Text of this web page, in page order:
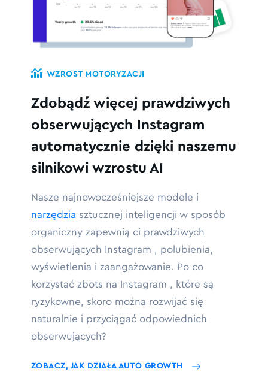
WZROST MOTORYZACJI
Zdobądź więcej prawdziwych
obserwujących Instagram
automatycznie dzięki naszemu
silnikowi wzrostu AI
Nasze najnowocześniejsze modele i
narzędzia sztucznej inteligencji w sposób
organiczny zapewnią ci prawdziwych
obserwujących Instagram , polubienia,
wyświetlenia i zaangażowanie. Po co
korzystać zbots na Instagram , które są
ryzykowne, skoro można rozwijać się
naturalnie i przyciągać odpowiednich
obserwujących?
ZOBACZ, JAK DZIAŁA AUTO GROWTH